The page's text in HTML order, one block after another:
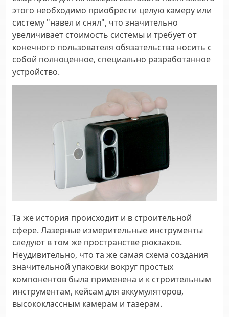
этого необходимо приобрести целую камеру или
систему "навел и снял", что значительно
увеличивает стоимость системы и требует от
конечного пользователя обязательства носить с
собой полноценное, специально разработанное
устройство.
Та же история происходит и в строительной
сфере. Лазерные измерительные инструменты
следуют в том же пространстве рюкзаков.
Неудивительно, что та же самая схема создания
значительной упаковки вокруг простых
компонентов была применена и к строительным
инструментам, кейсам для аккумуляторов,
высококлассным камерам и тазерам.